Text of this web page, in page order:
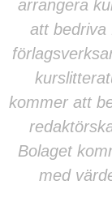
arrangera
att bedriva
kommer att
Bolaget
med